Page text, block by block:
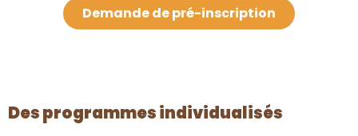
Demande de pré-inscription
Des programmes individualisés